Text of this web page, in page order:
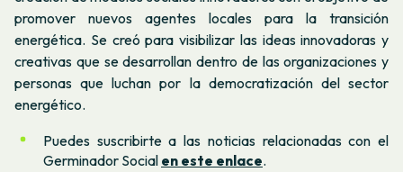
promover nuevos agentes locales para la transición
energética. Se creó para visibilizar las ideas innovadoras y
creativas que se desarrollan dentro de las organizaciones y
personas que luchan por la democratización del sector
energético.
Puedes suscribirte a las noticias relacionadas con el
Germinador Social en este enlace.